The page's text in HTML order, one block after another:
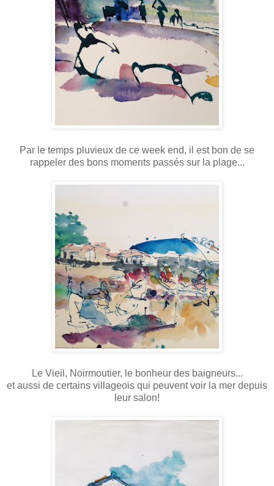
Par le temps pluvieux de ce week end, il est bon de se
rappeler des bons moments passés sur la plage...
Le Vieil, Noirmoutier, le bonheur des baigneurs...
et aussi de certains villageois qui peuvent voir la mer depuis
leur salon!